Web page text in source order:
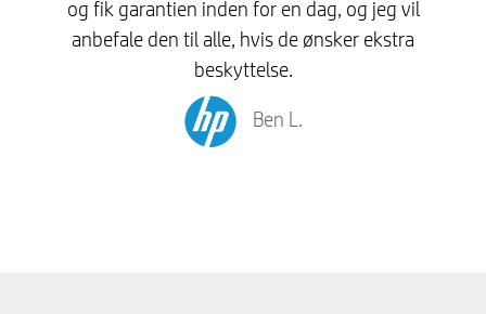
og fik garantien inden for en dag, og jeg vil
anbefale den til alle, hvis de ønsker ekstra
beskyttelse.
Ben L.